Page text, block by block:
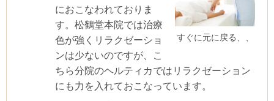
すぐに元に戻る、、
におこなわれておりま
す。松鶴堂本院では治療
色が強くリラクゼーショ
ンは少ないのですが、こ
ちら分院のヘルティカではリラクゼーション
にも力を入れておこなっています。